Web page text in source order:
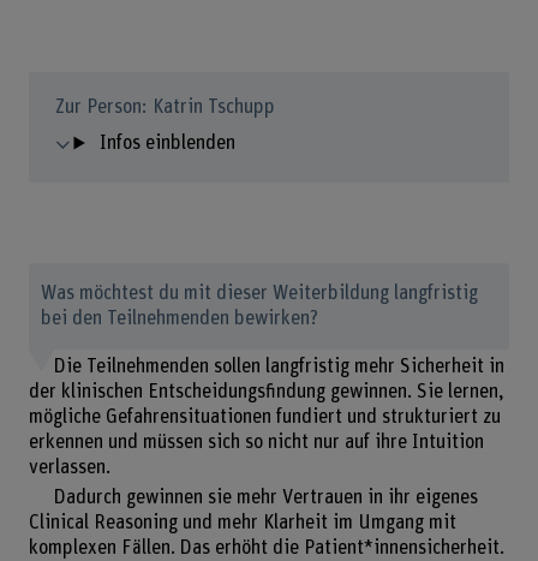
Zur Person: Katrin Tschupp
Infos einblenden
Was möchtest du mit dieser Weiterbildung langfristig
bei den Teilnehmenden bewirken?
Die Teilnehmenden sollen langfristig mehr Sicherheit in
der klinischen Entscheidungsfindung gewinnen. Sie lernen,
mögliche Gefahrensituationen fundiert und strukturiert zu
erkennen und müssen sich so nicht nur auf ihre Intuition
verlassen.
Dadurch gewinnen sie mehr Vertrauen in ihr eigenes
Clinical Reasoning und mehr Klarheit im Umgang mit
komplexen Fällen. Das erhöht die Patient*innensicherheit.